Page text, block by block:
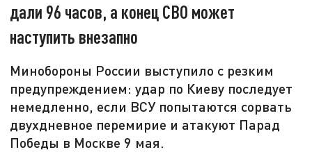
дали 96 часов, а конец СВО может
наступить внезапно
Минобороны России выступило с резким
предупреждением: удар по Киеву последует
немедленно, если ВСУ попытаются сорвать
двухдневное перемирие и атакуют Парад
Победы в Москве 9 мая.